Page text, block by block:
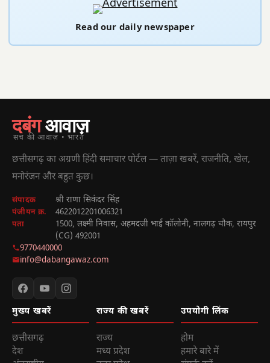
Read our daily newspaper
दबंगआवाज़
सच की आवाज़ • भारत
छत्तीसगढ़ का अग्रणी हिंदी समाचार पोर्टल — ताज़ा खबरें, राजनीति, खेल,
मनोरंजन और बहुत कुछ।
संपादक श्री राणा सिकंदर सिंह
पंजीयन क्र. 4622012201006321
पता
1500, लक्ष्मी निवास, अहमदजी भाई कॉलोनी, नालगढ़ चौक, रायपुर
(CG) 492001
9770440000
info@dabangawaz.com
मुख्य खबरें
छत्तीसगढ़
देश
राज्य की खबरें
राज्य
मध्य प्रदेश
उपयोगी लिंक
होम
हमारे बारे में